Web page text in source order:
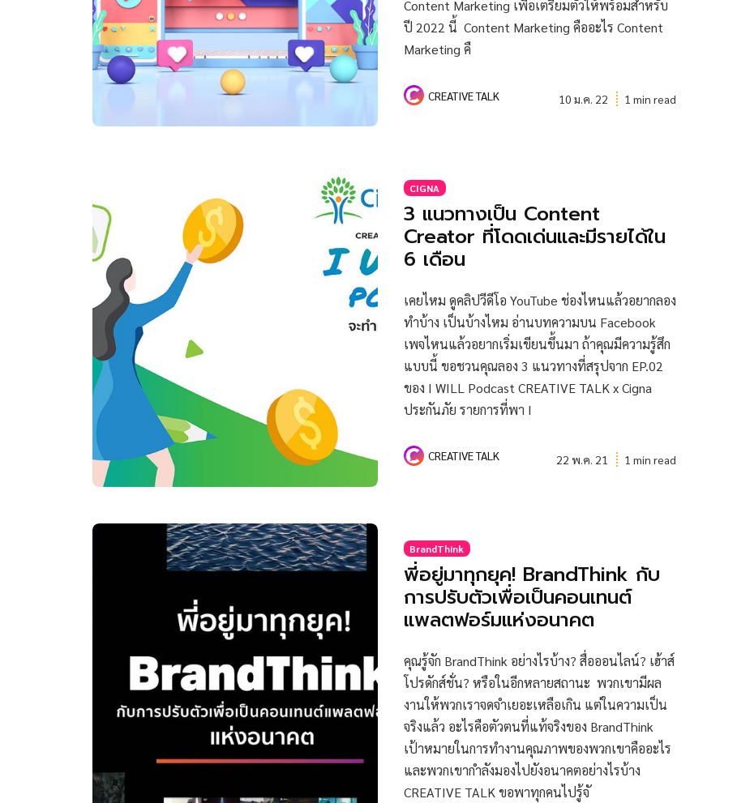
Content Marketing เพื่อเตรียมตัวให้พร้อมสำหรับ
ปี 2022 นี้ Content Marketing คืออะไร Content
Marketing คื
CREATIVE TALK 10 ม.ค. 22 1 min read
CIGNA
3 แนวทางเป็น Content
Creator ที่โดดเด่นและมีรายได้ใน
6 เดือน
เคยไหม ดูคลิปวีดีโอ YouTube ช่องไหนแล้วอยากลอง
ทำบ้าง เป็นบ้างไหม อ่านบทความบน Facebook
เพจไหนแล้วอยากเริ่มเขียนขึ้นมา ถ้าคุณมีความรู้สึก
แบบนี้ ขอชวนคุณลอง 3 แนวทางที่สรุปจาก EP.02
ของ I WILL Podcast CREATIVE TALK x Cigna
ประกันภัย รายการที่พา I
CREATIVE TALK 22 พ.ค. 21 1 min read
BrandThink
พี่อยู่มาทุกยุค! BrandThink กับ
การปรับตัวเพื่อเป็นคอนเทนต์
แพลตฟอร์มแห่งอนาคต
คุณรู้จัก BrandThink อย่างไรบ้าง? สื่อออนไลน์? เฮ้าส์
โปรดักส์ชั่น? หรือในอีกหลายสถานะ พวกเขามีผล
งานให้พวกเราจดจำเยอะเหลือเกิน แต่ในความเป็น
จริงแล้ว อะไรคือตัวตนที่แท้จริงของ BrandThink
เป้าหมายในการทำงานคุณภาพของพวกเขาคืออะไร
และพวกเขากำลังมองไปยังอนาคตอย่างไรบ้าง
CREATIVE TALK ขอพาทุกคนไปรู้จั